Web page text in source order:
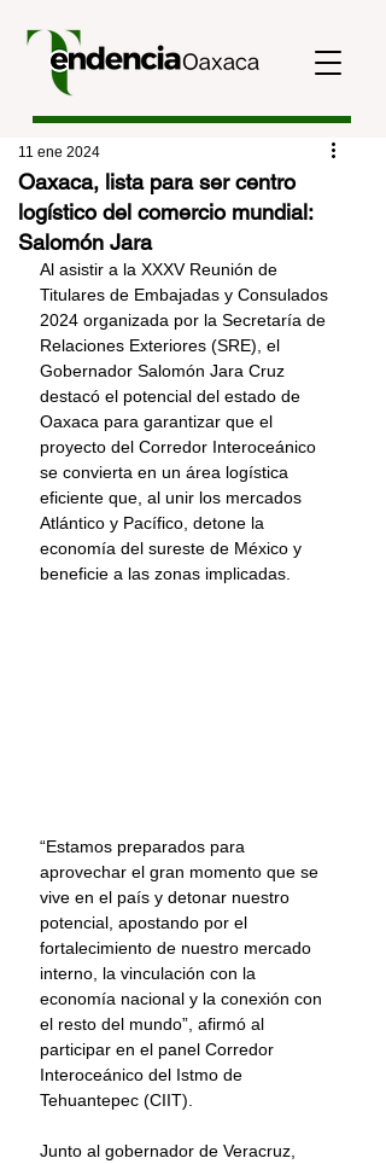
Oaxaca, lista para ser centro
logístico del comercio mundial:
Salomón Jara
11 ene 2024
Al asistir a la XXXV Reunión de
Titulares de Embajadas y Consulados
2024 organizada por la Secretaría de
Relaciones Exteriores (SRE), el
Gobernador Salomón Jara Cruz
destacó el potencial del estado de
Oaxaca para garantizar que el
proyecto del Corredor Interoceánico
se convierta en un área logística
eficiente que, al unir los mercados
Atlántico y Pacífico, detone la
economía del sureste de México y
beneficie a las zonas implicadas.
“Estamos preparados para
aprovechar el gran momento que se
vive en el país y detonar nuestro
potencial, apostando por el
fortalecimiento de nuestro mercado
interno, la vinculación con la
economía nacional y la conexión con
el resto del mundo”, afirmó al
participar en el panel Corredor
Interoceánico del Istmo de
Tehuantepec (CIIT).
Junto al gobernador de Veracruz,